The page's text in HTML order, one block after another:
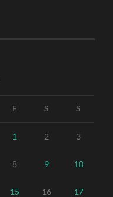
F S S
1 2 3
8 9 10
15 16 17